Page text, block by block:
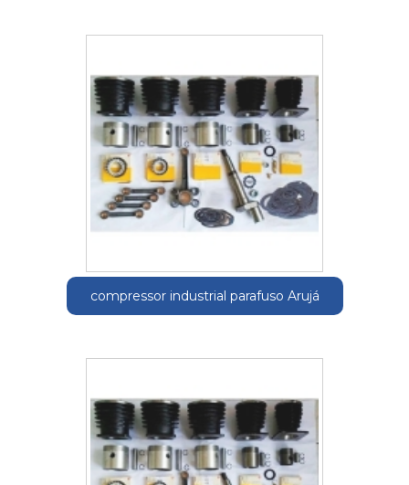
compressor industrial parafuso Arujá